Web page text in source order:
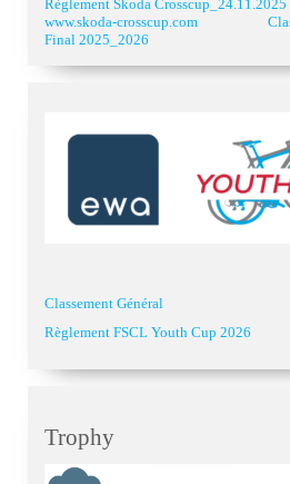
Règlement Skoda Crosscup_24.11.2025
www.skoda-crosscup.com
Final 2025_2026
Classement Général
Règlement FSCL Youth Cup 2026
Trophy